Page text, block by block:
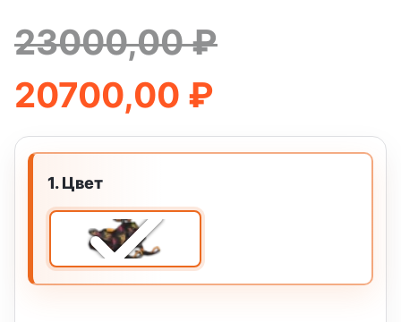
23000,00₽
Первоначальная
цена
составляла
23000,00 ₽.
20700,00 ₽
цена:
Цвет